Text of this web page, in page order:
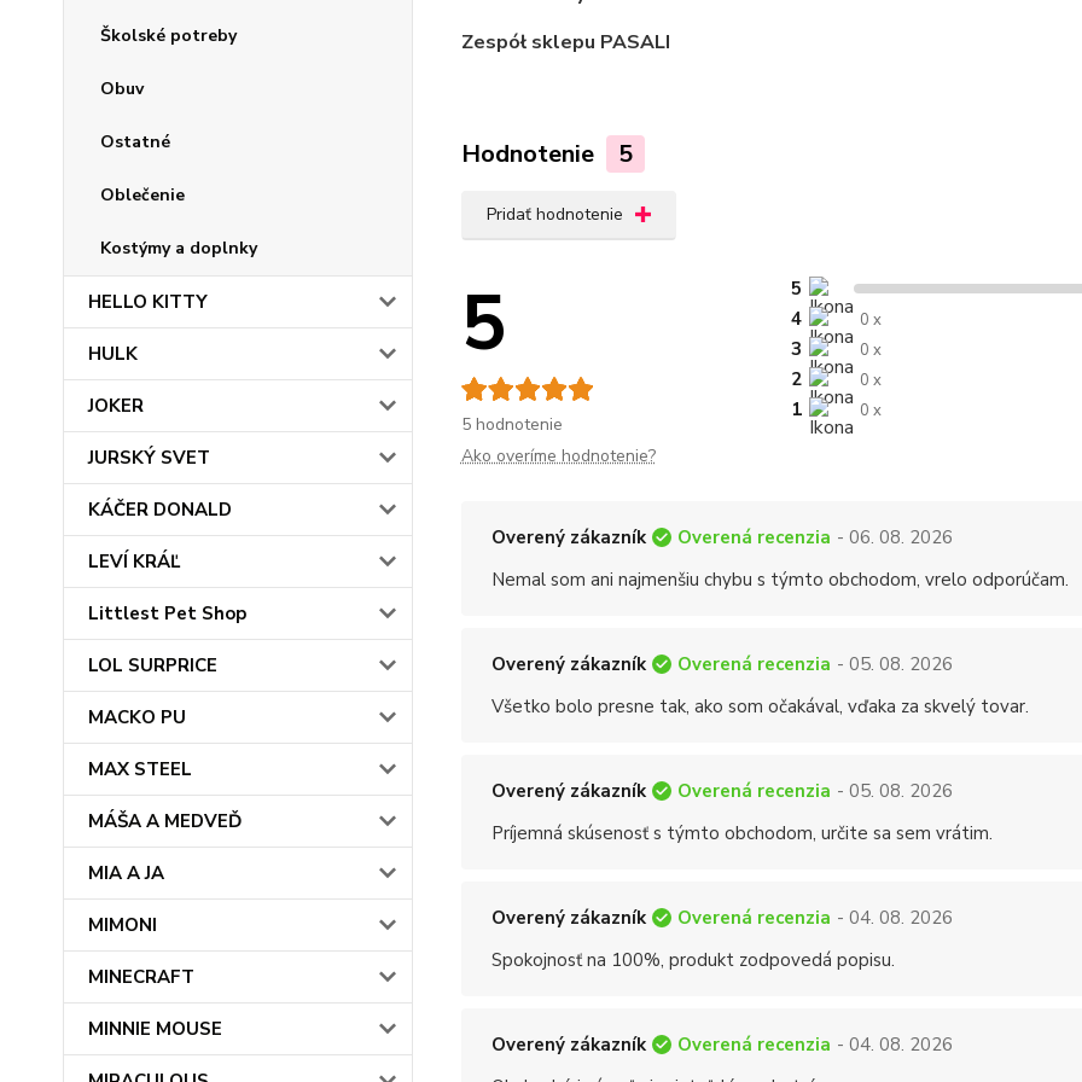
Školské potreby
Obuv
Ostatné
Oblečenie
Kostýmy a doplnky
HELLO KITTY
HULK
JOKER
JURSKÝ SVET
KÁČER DONALD
LEVÍ KRÁĽ
Littlest Pet Shop
LOL SURPRICE
MACKO PU
MAX STEEL
MÁŠA A MEDVEĎ
MIA A JA
MIMONI
MINECRAFT
MINNIE MOUSE
Zespół sklepu PASALI
Hodnotenie 5
Pridať hodnotenie
5
5 hodnotenie
5
4
0 x
3 0 x
2 0 x
1 0 x
Ako overíme hodnotenie?
Overený zákazník Overená recenzia - 06. 08. 2026
Nemal som ani najmenšiu chybu s týmto obchodom, vrelo odporúčam.
Overený zákazník Overená recenzia - 05. 08. 2026
Všetko bolo presne tak, ako som očakával, vďaka za skvelý tovar.
Overený zákazník Overená recenzia - 05. 08. 2026
Príjemná skúsenosť s týmto obchodom, určite sa sem vrátim.
Overený zákazník Overená recenzia - 04. 08. 2026
Spokojnosť na 100%, produkt zodpovedá popisu.
Overený zákazník Overená recenzia - 04. 08. 2026